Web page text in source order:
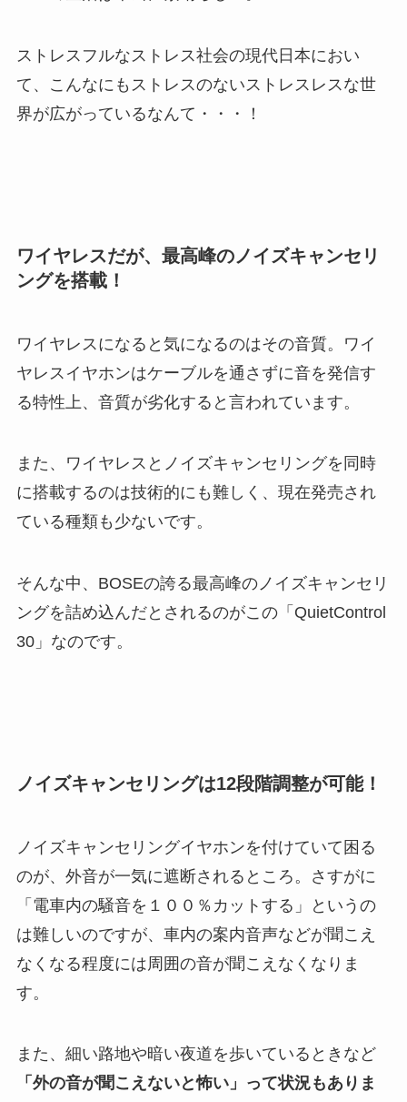
ストレスフルなストレス社会の現代日本におい
て、こんなにもストレスのないストレスレスな世
界が広がっているなんて・・・！
ワイヤレスだが、最高峰のノイズキャンセリ
ングを搭載！
ワイヤレスになると気になるのはその音質。ワイ
ヤレスイヤホンはケーブルを通さずに音を発信す
る特性上、音質が劣化すると言われています。
また、ワイヤレスとノイズキャンセリングを同時
に搭載するのは技術的にも難しく、現在発売され
ている種類も少ないです。
そんな中、BOSEの誇る最高峰のノイズキャンセリ
ングを詰め込んだとされるのがこの「QuietControl
30」なのです。
ノイズキャンセリングは12段階調整が可能！
ノイズキャンセリングイヤホンを付けていて困る
のが、外音が一気に遮断されるところ。さすがに
「電車内の騒音を１００％カットする」というの
は難しいのですが、車内の案内音声などが聞こえ
なくなる程度には周囲の音が聞こえなくなりま
す。
また、細い路地や暗い夜道を歩いているときなど
「外の音が聞こえないと怖い」って状況もありま